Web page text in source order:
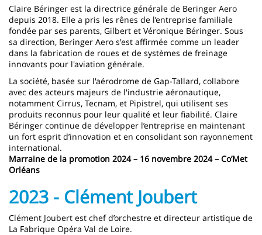
Claire Béringer est la directrice générale de Beringer Aero
depuis 2018. Elle a pris les rênes de l’entreprise familiale
fondée par ses parents, Gilbert et Véronique Béringer. Sous
sa direction, Beringer Aero s'est affirmée comme un leader
dans la fabrication de roues et de systèmes de freinage
innovants pour l'aviation générale.
La société, basée sur l'aérodrome de Gap-Tallard, collabore
avec des acteurs majeurs de l'industrie aéronautique,
notamment Cirrus, Tecnam, et Pipistrel, qui utilisent ses
produits reconnus pour leur qualité et leur fiabilité. Claire
Béringer continue de développer l’entreprise en maintenant
un fort esprit d’innovation et en consolidant son rayonnement
international.
Marraine de la promotion 2024 – 16 novembre 2024 – Co’Met
Orléans
2023 - Clément Joubert
Clément Joubert est chef d’orchestre et directeur artistique de
La Fabrique Opéra Val de Loire.